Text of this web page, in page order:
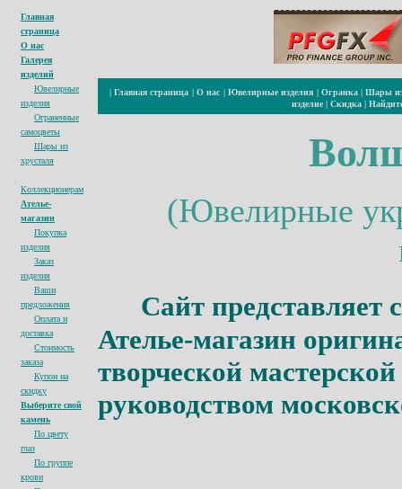
Главная
страница
О нас
Галерея
изделий
Ювелирные
изделия
Ограненные
cамоцветы
Шары из
хрусталя
Коллекционерам
Ателье-
магазин
Покупка
изделия
Заказ
изделия
Ваши
предложения
Оплата и
доставка
Стоимость
заказа
Купон на
скидку
Выберите свой
камень
По цвету
глаз
По группе
крови
| Главная страница | О нас | Ювелирные изделия | Огранка | Шары из
изделие | Скидка |
(Ювелирные
Сайт представляет
Ателье-магазин
творческой
руководством